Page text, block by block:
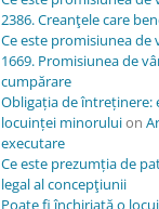
2386. Creanţele care
Ce este promisiunea de
1669. Promisiunea de
cumpărare
Obligația de întreținere:
locuinței minoruluion
executare
Ce este prezumția de
legal al concepţiunii